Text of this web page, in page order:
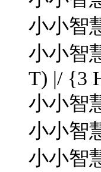
小小智
小小智
T) |/ {3
小小智
小小智
小小智